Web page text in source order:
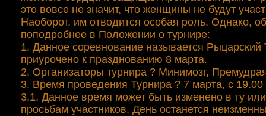
это вовсе не значит, что женщины не будут
Наоборот, им отводится особая роль. Однако,
поподробнее в Положении о турнире:
1. Данное соревнование называется Рыцарский
приурочено к празднованию 8 марта.
2. Организаторы турнира ? Минимозг,
3. Время проведения Турнира ? 7 марта, с
3.1. Данное время может быть изменено в ту
просьбам участников. День останется